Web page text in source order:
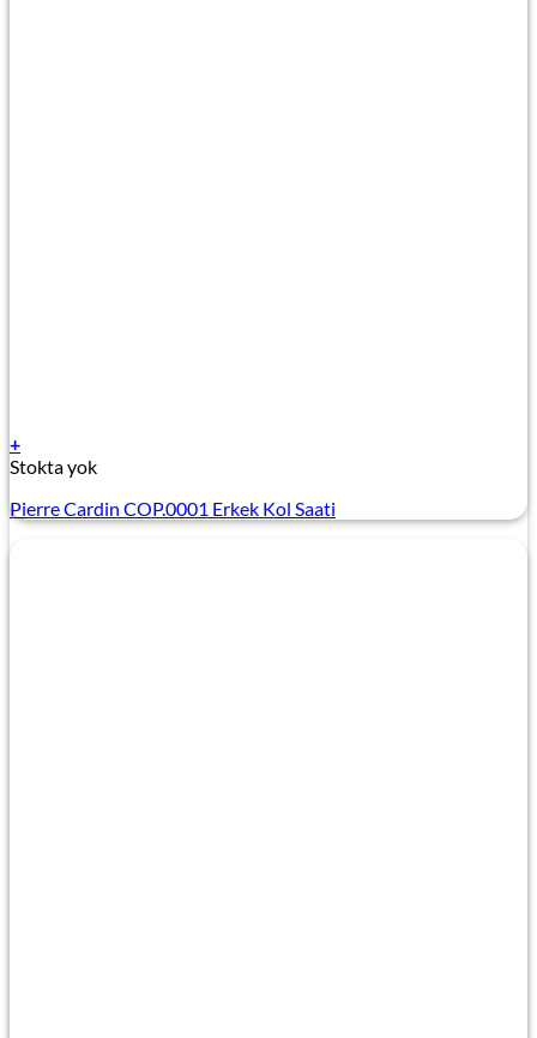
+
Stokta yok
Pierre Cardin COP.0001 Erkek Kol Saati